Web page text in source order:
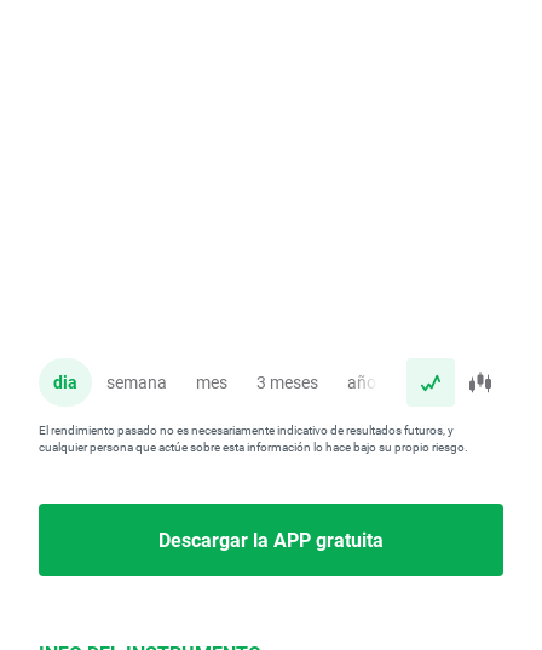
dia semana mes 3 meses año
El rendimiento pasado no es necesariamente indicativo de resultados futuros, y
cualquier persona que actúe sobre esta información lo hace bajo su propio riesgo.
Descargar la APP gratuita